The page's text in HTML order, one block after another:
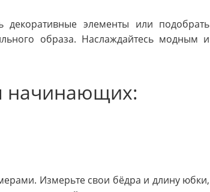
элементы или подобрать
образа. Наслаждайтесь модным и
начинающих:
Измерьте свои бёдра и длину юбки,